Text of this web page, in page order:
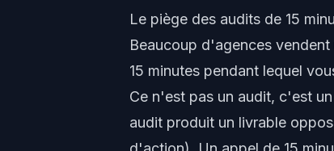
Le piège des audits de 15
Beaucoup d'agences
15 minutes pendant lequel
Ce n'est pas un audit, c'est
audit produit un livrable